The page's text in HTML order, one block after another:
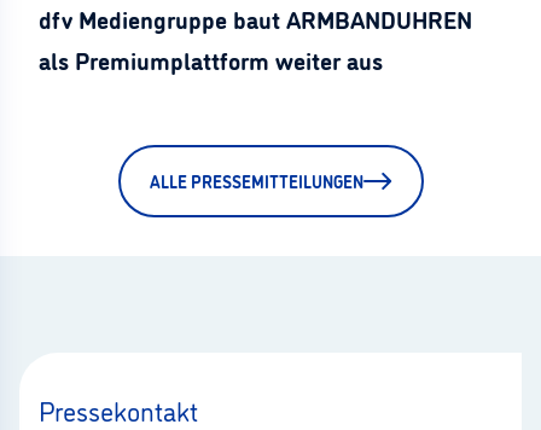
dfv Mediengruppe baut ARMBANDUHREN
als Premiumplattform weiter aus
ALLE PRESSEMITTEILUNGEN
Pressekontakt